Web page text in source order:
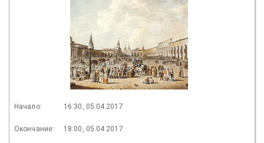
Начало: 16:30, 05.04.2017
Окончание: 18:00, 05.04.2017